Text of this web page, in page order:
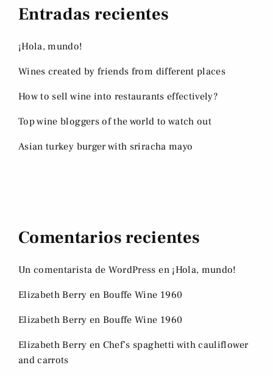
Entradas recientes
¡Hola, mundo!
Wines created by friends from different places
How to sell wine into restaurants effectively?
Top wine bloggers of the world to watch out
Asian turkey burger with sriracha mayo
Comentarios recientes
Un comentarista de WordPress en ¡Hola, mundo!
Elizabeth Berry en Bouffe Wine 1960
Elizabeth Berry en Bouffe Wine 1960
Elizabeth Berry en Chef’s spaghetti with cauliflower
and carrots